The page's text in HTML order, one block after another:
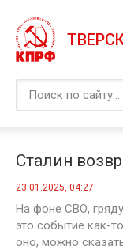
Сталин
23.01.2025, 04:27
На фоне СВО,
это событие как-
оно, можно